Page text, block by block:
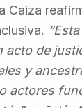
Caiza
acto de
y
actores